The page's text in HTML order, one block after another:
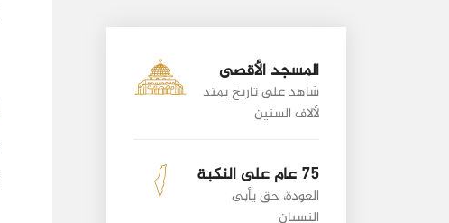
المسجد الأقصى
شاهد على تاريخ يمتد
لألاف السنين
75 عام على النكبة
العودة، حق يأبى
النسيان